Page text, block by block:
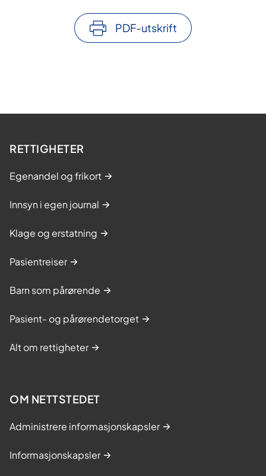
PDF-utskrift
RETTIGHETER
Egenandel og frikort
Innsyn i egen journal
Klage og erstatning
Pasientreiser
Barn som pårørende
Pasient- og pårørendetorget
Alt om rettigheter
OM NETTSTEDET
Administrere informasjonskapsler
Informasjonskapsler